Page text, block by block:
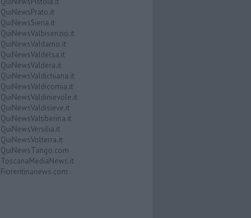
QuiNewsPrato.it
QuiNewsSiena.it
QuiNewsValbisenzio.it
QuiNewsValdarno.it
QuiNewsValdelsa.it
QuiNewsValdera.it
QuiNewsValdichiana.it
QuiNewsValdicornia.it
QuiNewsValdinievole.it
QuiNewsValdisieve.it
QuiNewsValtiberina.it
QuiNewsVersilia.it
QuiNewsVolterra.it
QuiNewsTango.com
ToscanaMediaNews.it
Fiorentinanews.com